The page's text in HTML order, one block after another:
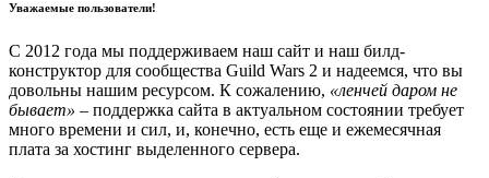
Уважаемые пользователи!
С 2012 года мы поддерживаем наш сайт и наш билд-
конструктор для сообщества Guild Wars 2 и надеемся, что вы
довольны нашим ресурсом. К сожалению, «ленчей даром не
бывает» – поддержка сайта в актуальном состоянии требует
много времени и сил, и, конечно, есть еще и ежемесячная
плата за хостинг выделенного сервера.